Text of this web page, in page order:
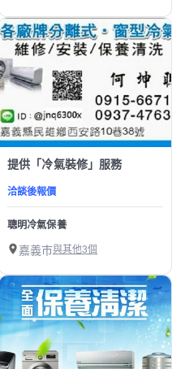
提供「冷氣裝修」服務
洽談後報價
聰明冷氣保養
嘉義市與其他3個